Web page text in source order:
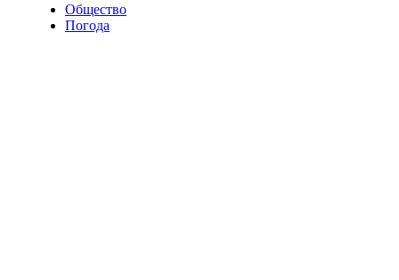
Общество
Погода